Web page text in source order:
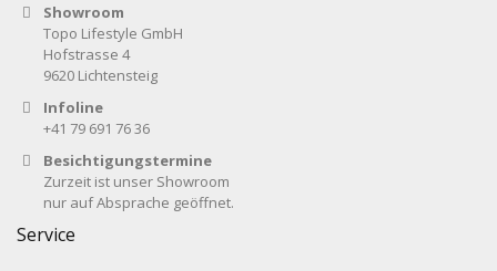
Showroom
Topo Lifestyle GmbH
Hofstrasse 4
9620 Lichtensteig
Infoline
+41 79 691 76 36
Besichtigungstermine
Zurzeit ist unser Showroom
nur auf Absprache geöffnet.
Service